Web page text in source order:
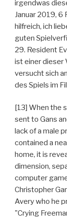
irgendwas
Januar 2019, 6
hilfreich, ich
guten
29. Resident
ist einer dieser
versucht sich
des Spiels im
[13] When the
sent to Gans
lack of a male
contained a
home, it is
dimension,
computer
Christopher
Avery who he
"Crying